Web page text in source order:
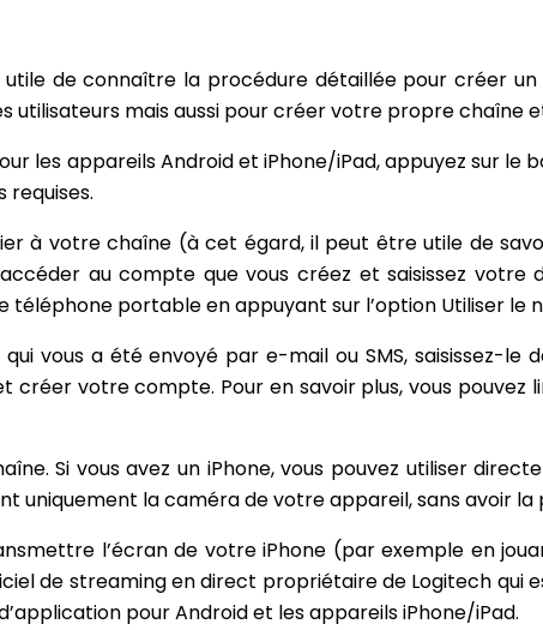
de connaître la procédure détaillée pour créer
mais aussi pour créer votre propre chaîne
les appareils Android et iPhone/iPad, appuyez sur le
requises.
à votre chaîne (à cet égard, il peut être utile de
au compte que vous créez et saisissez votre
portable en appuyant sur l’option Utiliser le
vous a été envoyé par e-mail ou SMS, saisissez-le
votre compte. Pour en savoir plus, vous pouvez
Si vous avez un iPhone, vous pouvez utiliser
uniquement la caméra de votre appareil, sans avoir la
l’écran de votre iPhone (par exemple en
de streaming en direct propriétaire de Logitech qui
pour Android et les appareils iPhone/iPad.